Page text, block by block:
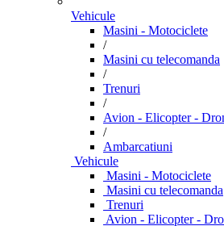
Vehicule
Masini - Motociclete
/
Masini cu telecomanda
/
Trenuri
/
Avion - Elicopter -
/
Ambarcatiuni
Vehicule
Masini - Motociclete
Masini cu telecomanda
Trenuri
Avion - Elicopter -